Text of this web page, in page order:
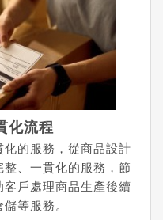
化流程
的服務，從商品設計
、一貫化的服務，節
戶處理商品生產後續
等服務。